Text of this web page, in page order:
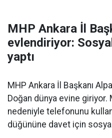
MHP Ankara İl
evlendiriyor:
yaptı
MHP Ankara İl Başkanı
Doğan dünya evine giriyor.
nedeniyle telefonunu
düğününe davet için sosyal